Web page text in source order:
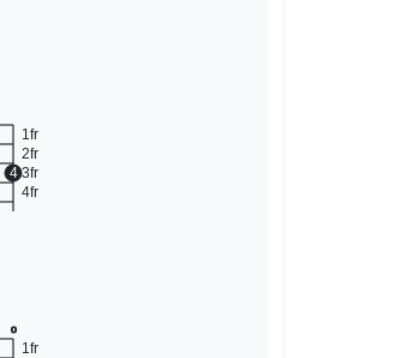
1fr
2fr
3fr
4fr
4
1fr
o